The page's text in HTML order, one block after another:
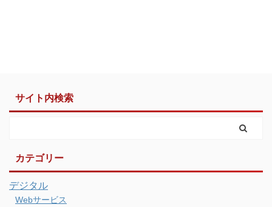
サイト内検索
カテゴリー
デジタル
Webサービス